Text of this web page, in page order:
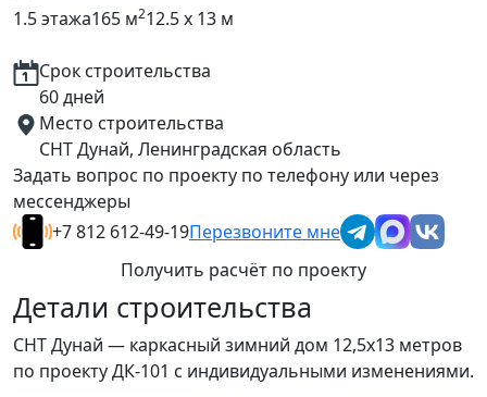
1.5 этажа165 м212.5 x 13 м
Срок строительства
60 дней
Место строительства
СНТ Дунай, Ленинградская область
Задать вопрос по проекту по телефону или через
мессенджеры
+7 812 612-49-19Перезвоните мне
Получить расчёт по проекту
Детали строительства
СНТ Дунай — каркасный зимний дом 12,5х13 метров
по проекту ДК-101 с индивидуальными изменениями.